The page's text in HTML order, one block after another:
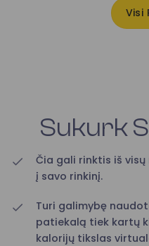
Visi
Sukurk
Čia gali rinktis iš
į savo rinkinį.
Turi galimybę
patiekalą tiek kartų
kalorijų tikslas